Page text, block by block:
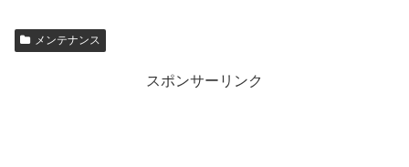
メンテナンス
スポンサーリンク